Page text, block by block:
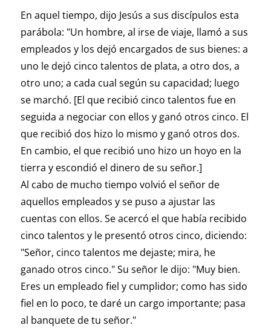
En aquel tiempo, dijo Jesús a sus discípulos esta
parábola: "Un hombre, al irse de viaje, llamó a sus
empleados y los dejó encargados de sus bienes: a
uno le dejó cinco talentos de plata, a otro dos, a
otro uno; a cada cual según su capacidad; luego
se marchó. [El que recibió cinco talentos fue en
seguida a negociar con ellos y ganó otros cinco. El
que recibió dos hizo lo mismo y ganó otros dos.
En cambio, el que recibió uno hizo un hoyo en la
tierra y escondió el dinero de su señor.]
Al cabo de mucho tiempo volvió el señor de
aquellos empleados y se puso a ajustar las
cuentas con ellos. Se acercó el que había recibido
cinco talentos y le presentó otros cinco, diciendo:
"Señor, cinco talentos me dejaste; mira, he
ganado otros cinco." Su señor le dijo: "Muy bien.
Eres un empleado fiel y cumplidor; como has sido
fiel en lo poco, te daré un cargo importante; pasa
al banquete de tu señor."